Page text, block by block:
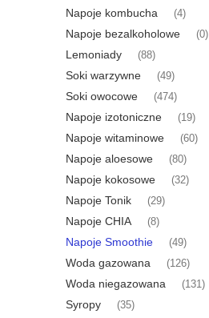
Napoje kombucha (4)
Napoje bezalkoholowe (0)
Lemoniady (88)
Soki warzywne (49)
Soki owocowe (474)
Napoje izotoniczne (19)
Napoje witaminowe (60)
Napoje aloesowe (80)
Napoje kokosowe (32)
Napoje Tonik (29)
Napoje CHIA (8)
Napoje Smoothie (49)
Woda gazowana (126)
Woda niegazowana (131)
Syropy (35)